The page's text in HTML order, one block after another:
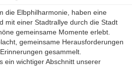
die Elbphilharmonie, haben eine
mit einer Stadtrallye durch die Stadt
gemeinsame Momente erlebt.
gemeinsame Herausforderungen
gesammelt.
ein wichtiger Abschnitt unserer